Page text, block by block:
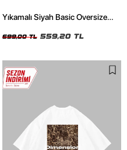
Yıkamalı Siyah Basic Oversize
699,00 TL 559,20 TL